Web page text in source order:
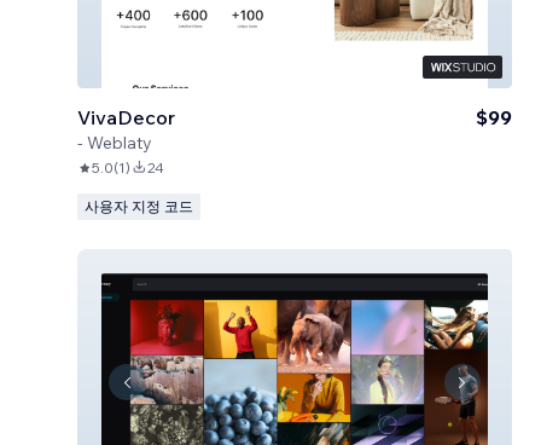
VivaDecor
- Weblaty
$99
5.0(1) 24
사용자 지정 코드